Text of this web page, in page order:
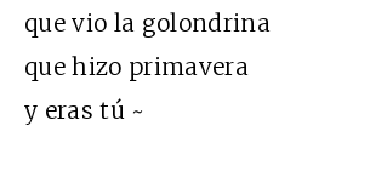
que vio la golondrina
que hizo primavera
y eras tú ~